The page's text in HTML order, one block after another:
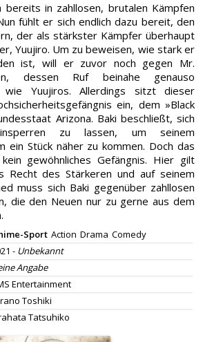
bereits in zahllosen, brutalen Kämpfen
fühlt er sich endlich dazu bereit, den
der als stärkster Kämpfer überhaupt
Yuujiro. Um zu beweisen, wie stark er
ist, will er zuvor noch gegen Mr.
dessen Ruf beinahe genauso
wie Yuujiros. Allerdings sitzt dieser
ein, dem »Black
Arizona. Baki beschließt, sich
zu lassen, um seinem
ein Stück näher zu kommen. Doch das
gewöhnliches Gefängnis. Hier gilt
Recht des Stärkeren und auf seinem
muss sich Baki gegenüber zahllosen
die den Neuen nur zu gerne aus dem
Sport Action Drama Comedy
- Unbekannt
Angabe
Entertainment
Toshiki
Tatsuhiko